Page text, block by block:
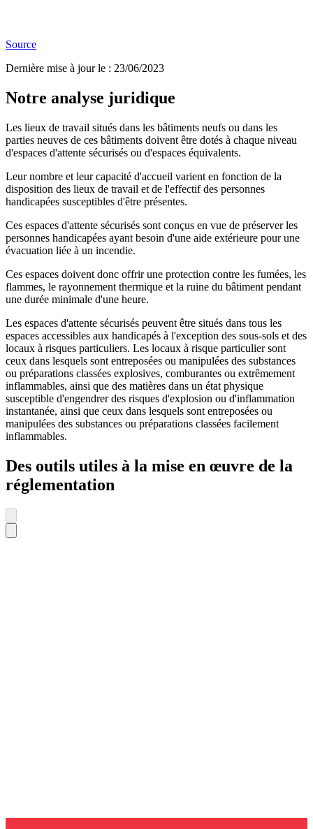
Source
Dernière mise à jour le : 23/06/2023
Notre analyse juridique
Les lieux de travail situés dans les bâtiments neufs ou dans les
parties neuves de ces bâtiments doivent être dotés à chaque niveau
d'espaces d'attente sécurisés ou d'espaces équivalents.
Leur nombre et leur capacité d'accueil varient en fonction de la
disposition des lieux de travail et de l'effectif des personnes
handicapées susceptibles d'être présentes.
Ces espaces d'attente sécurisés sont conçus en vue de préserver les
personnes handicapées ayant besoin d'une aide extérieure pour une
évacuation liée à un incendie.
Ces espaces doivent donc offrir une protection contre les fumées, les
flammes, le rayonnement thermique et la ruine du bâtiment pendant
une durée minimale d'une heure.
Les espaces d'attente sécurisés peuvent être situés dans tous les
espaces accessibles aux handicapés à l'exception des sous-sols et des
locaux à risques particuliers. Les locaux à risque particulier sont
ceux dans lesquels sont entreposées ou manipulées des substances
ou préparations classées explosives, comburantes ou extrêmement
inflammables, ainsi que des matières dans un état physique
susceptible d'engendrer des risques d'explosion ou d'inflammation
instantanée, ainsi que ceux dans lesquels sont entreposées ou
manipulées des substances ou préparations classées facilement
inflammables.
Des outils utiles à la mise en œuvre de la
réglementation